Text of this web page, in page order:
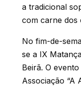
a tradicional
com carne dos
No fim-de-
se a IX
Beirã. O
Associação “A